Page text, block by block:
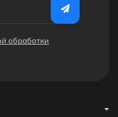
обработки